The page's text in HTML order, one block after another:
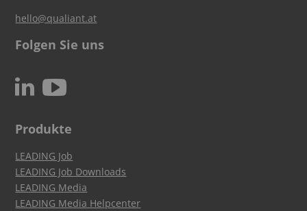
hello@qualiant.at
Folgen Sie uns
N c
Produkte
LEADING Job
LEADING Job Downloads
LEADING Media
LEADING Media Helpcenter